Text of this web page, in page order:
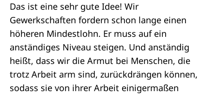
Das ist eine sehr gute Idee! Wir
Gewerkschaften fordern schon lange einen
höheren Mindestlohn. Er muss auf ein
anständiges Niveau steigen. Und anständig
heißt, dass wir die Armut bei Menschen, die
trotz Arbeit arm sind, zurückdrängen können,
sodass sie von ihrer Arbeit einigermaßen